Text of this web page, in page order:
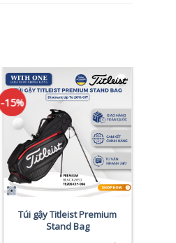
-15%
Túi gậy Titleist Premium
Stand Bag